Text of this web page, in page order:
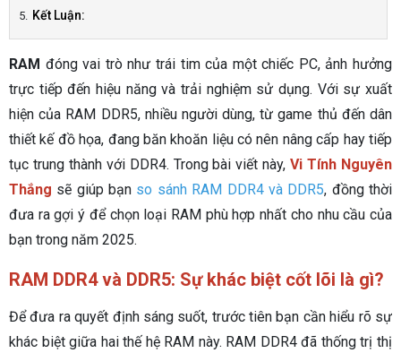
Kết Luận:
RAM đóng vai trò như trái tim của một chiếc PC, ảnh hưởng
trực tiếp đến hiệu năng và trải nghiệm sử dụng. Với sự xuất
hiện của RAM DDR5, nhiều người dùng, từ game thủ đến dân
thiết kế đồ họa, đang băn khoăn liệu có nên nâng cấp hay tiếp
tục trung thành với DDR4. Trong bài viết này,Vi Tính Nguyên
Thắng sẽ giúp bạn so sánh RAM DDR4 và DDR5, đồng thời
đưa ra gợi ý để chọn loại RAM phù hợp nhất cho nhu cầu của
bạn trong năm 2025.
RAM DDR4 và DDR5: Sự khác biệt cốt lõi là gì?
Để đưa ra quyết định sáng suốt, trước tiên bạn cần hiểu rõ sự
khác biệt giữa hai thế hệ RAM này. RAM DDR4 đã thống trị thị